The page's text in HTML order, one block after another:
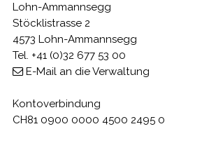
Lohn-Ammannsegg
Stöcklistrasse 2
4573 Lohn-Ammannsegg
Tel. +41 (0)32 677 53 00
E-Mail an die Verwaltung
Kontoverbindung
CH81 0900 0000 4500 2495 0